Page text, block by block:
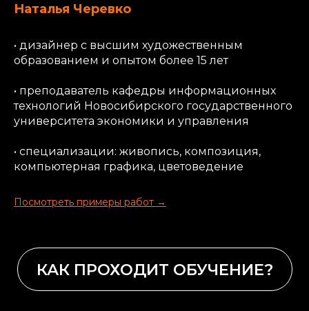
Наталья Черевко
• дизайнер с высшим художественным
образованием и опытом более 15 лет
• преподаватель кафедры информационных
технологий Новосибирского государственного
университета экономики и управления
• специализации: живопись, композиция,
компьютерная графика, цветоведение
Посмотреть примеры работ →
ОТЗЫВЫ ВЫПУСКНИКОВ